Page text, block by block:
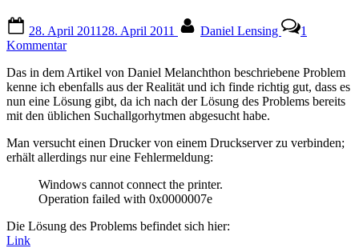
on
28. April 2011 28. April 2011 Daniel Lensing
1
Kommentarzu
Fehler
bei
HP-
Treibern
Windows
7
Das in dem Artikel von Daniel Melanchthon beschriebene Problem
kenne ich ebenfalls aus der Realität und ich finde richtig gut, dass es
nun eine Lösung gibt, da ich nach der Lösung des Problems bereits
mit den üblichen Suchallgorhytmen abgesucht habe.
Man versucht einen Drucker von einem Druckserver zu verbinden;
erhält allerdings nur eine Fehlermeldung:
Windows cannot connect the printer.
Operation failed with 0x0000007e
Die Lösung des Problems befindet sich hier:
Link